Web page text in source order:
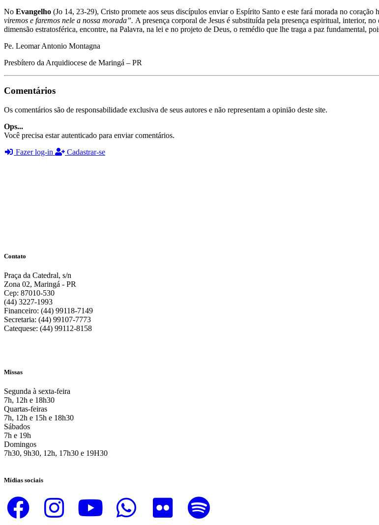
No Evangelho (Jo 14, 23-29), Cristo promete aos seus discípulos enviar o Espírito Santo e este fará morada no coração
viremos e faremos nele a nossa morada”. A presença corporal de Jesus é substituída pela presença espiritual, interior,
dimensão estratosférica, encontre, na Palavra, na lei e no projeto de Deus, o remédio que lhe traga a paz fundamental,
Pe. Leomar Antonio Montagna
Presbítero da Arquidiocese de Maringá – PR
Comentários
Os comentários são de responsabilidade exclusiva de seus autores e não representam a opinião deste site.
Ops...
Você precisa estar autenticado para enviar comentários.
Fazer log-in
Cadastrar-se
Contato
Praça da Catedral, s/n
Zona 02, Maringá - PR
Cep: 87010-530
(44) 3227-1993
Financeiro: (44) 99118-7149
Secretaria: (44) 99107-7773
Catequese: (44) 99112-8158
Missas
Segunda à sexta-feira
7h, 12h e 18h30
Quartas-feiras
7h, 12h e 15h e 18h30
Sábados
7h e 19h
Domingos
7h30, 9h30, 12h, 17h30 e 19H30
Mídias sociais